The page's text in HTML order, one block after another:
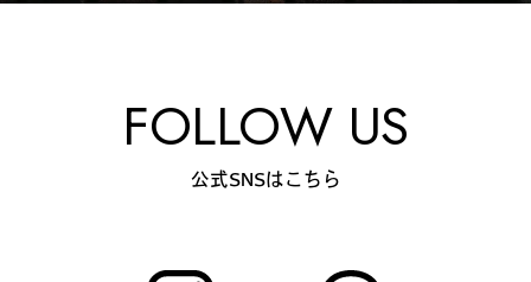
FOLLOW US
公式SNSはこちら